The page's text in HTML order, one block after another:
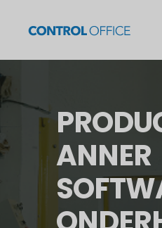
ANNER